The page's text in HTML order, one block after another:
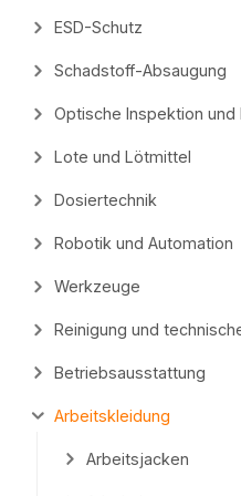
ESD-Schutz
Schadstoff-Absaugung
Optische Inspektion und
Lote und Lötmittel
Dosiertechnik
Robotik und Automation
Werkzeuge
Reinigung und
Betriebsausstattung
Arbeitskleidung
Arbeitsjacken